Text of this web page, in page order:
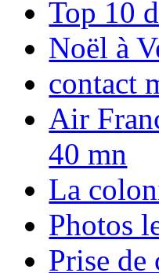
Top 10
Noël à
contact
Air
40 mn
La
Photos
Prise de